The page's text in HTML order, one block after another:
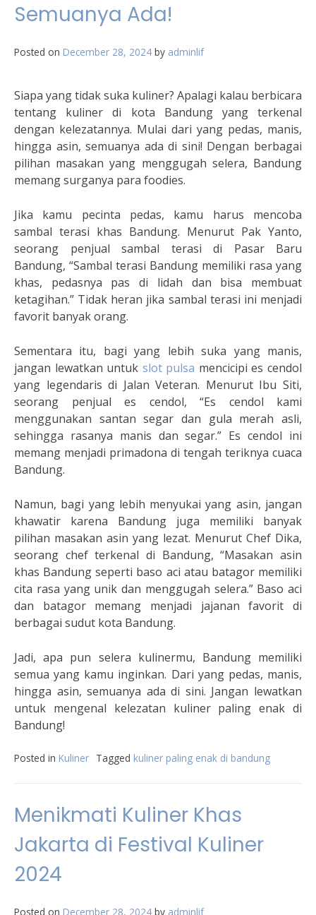
Semuanya Ada!
Posted on December 28, 2024 by adminlif
Siapa yang tidak suka kuliner? Apalagi kalau berbicara
tentang kuliner di kota Bandung yang terkenal
dengan kelezatannya. Mulai dari yang pedas, manis,
hingga asin, semuanya ada di sini! Dengan berbagai
pilihan masakan yang menggugah selera, Bandung
memang surganya para foodies.
Jika kamu pecinta pedas, kamu harus mencoba
sambal terasi khas Bandung. Menurut Pak Yanto,
seorang penjual sambal terasi di Pasar Baru
Bandung, “Sambal terasi Bandung memiliki rasa yang
khas, pedasnya pas di lidah dan bisa membuat
ketagihan.” Tidak heran jika sambal terasi ini menjadi
favorit banyak orang.
Sementara itu, bagi yang lebih suka yang manis,
jangan lewatkan untuk slot pulsa mencicipi es cendol
yang legendaris di Jalan Veteran. Menurut Ibu Siti,
seorang penjual es cendol, “Es cendol kami
menggunakan santan segar dan gula merah asli,
sehingga rasanya manis dan segar.” Es cendol ini
memang menjadi primadona di tengah teriknya cuaca
Bandung.
Namun, bagi yang lebih menyukai yang asin, jangan
khawatir karena Bandung juga memiliki banyak
pilihan masakan asin yang lezat. Menurut Chef Dika,
seorang chef terkenal di Bandung, “Masakan asin
khas Bandung seperti baso aci atau batagor memiliki
cita rasa yang unik dan menggugah selera.” Baso aci
dan batagor memang menjadi jajanan favorit di
berbagai sudut kota Bandung.
Jadi, apa pun selera kulinermu, Bandung memiliki
semua yang kamu inginkan. Dari yang pedas, manis,
hingga asin, semuanya ada di sini. Jangan lewatkan
untuk mengenal kelezatan kuliner paling enak di
Bandung!
Posted in Kuliner Tagged kuliner paling enak di bandung
Menikmati Kuliner Khas
Jakarta di Festival Kuliner
2024
Posted on December 28, 2024 by adminlif